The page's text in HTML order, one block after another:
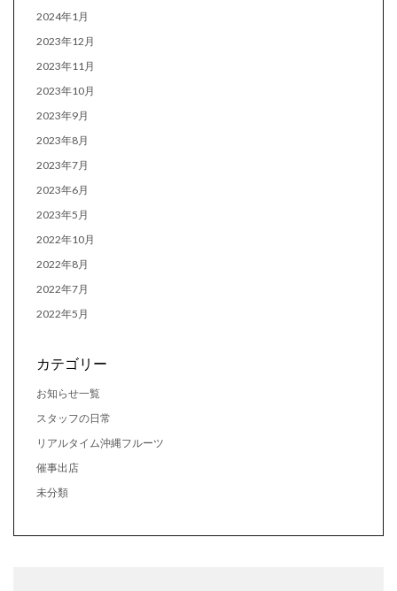
2024年1月
2023年12月
2023年11月
2023年10月
2023年9月
2023年8月
2023年7月
2023年6月
2023年5月
2022年10月
2022年8月
2022年7月
2022年5月
カテゴリー
お知らせ一覧
スタッフの日常
リアルタイム沖縄フルーツ
催事出店
未分類